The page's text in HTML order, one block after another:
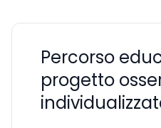
Percorso
progetto